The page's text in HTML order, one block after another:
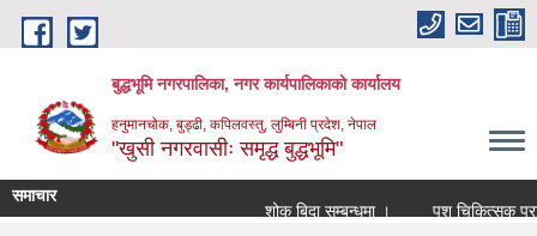
Skip to main content
बुद्धभूमि नगरपालिका, नगर कार्यपालिकाको कार्यालय
हनुमानचोक, बुड्ढी, कपिलवस्तु, लुम्बिनी प्रदेश, नेपाल
"खुसी नगरवासीः समृद्ध बुद्धभूमि"
समाचार
शोक बिदा सम्बन्धमा ।
पशु चिकित्सक